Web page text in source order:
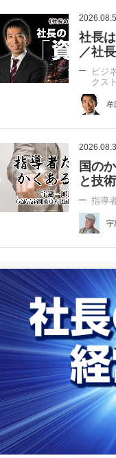
2026.08.5
社長
／社
ビジ
クス
牟
2026.08.3
国の
と技
指導
宇